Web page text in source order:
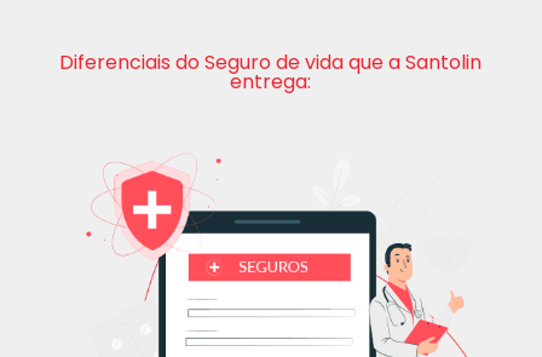
Diferenciais do Seguro de vida que a Santolin
entrega: